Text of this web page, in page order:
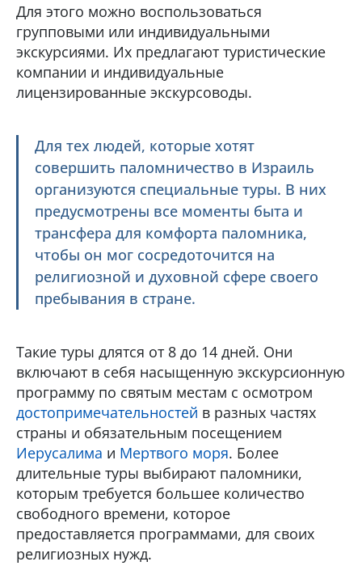
Для этого можно воспользоваться
групповыми или индивидуальными
экскурсиями. Их предлагают туристические
компании и индивидуальные
лицензированные экскурсоводы.
Для тех людей, которые хотят
совершить паломничество в Израиль
организуются специальные туры. В них
предусмотрены все моменты быта и
трансфера для комфорта паломника,
чтобы он мог сосредоточится на
религиозной и духовной сфере своего
пребывания в стране.
Такие туры длятся от 8 до 14 дней. Они
включают в себя насыщенную экскурсионную
программу по святым местам с осмотром
достопримечательностей в разных частях
страны и обязательным посещением
Иерусалима и Мертвого моря. Более
длительные туры выбирают паломники,
которым требуется большее количество
свободного времени, которое
предоставляется программами, для своих
религиозных нужд.